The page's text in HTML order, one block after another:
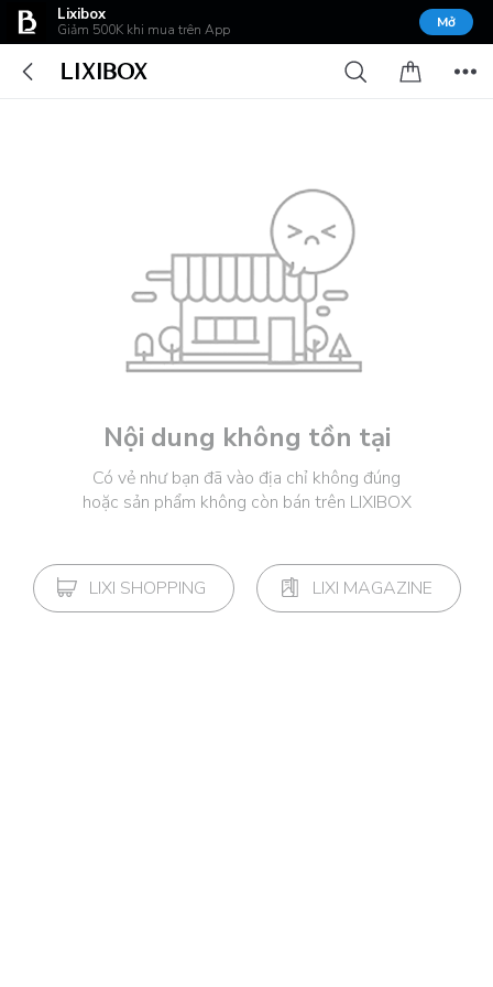
Lixibox
Giảm 500K khi mua trên App Mở
Nội dung không tồn tại
Có vẻ như bạn đã vào địa chỉ không đúng
hoặc sản phẩm không còn bán trên LIXIBOX
LIXI SHOPPING LIXI MAGAZINE